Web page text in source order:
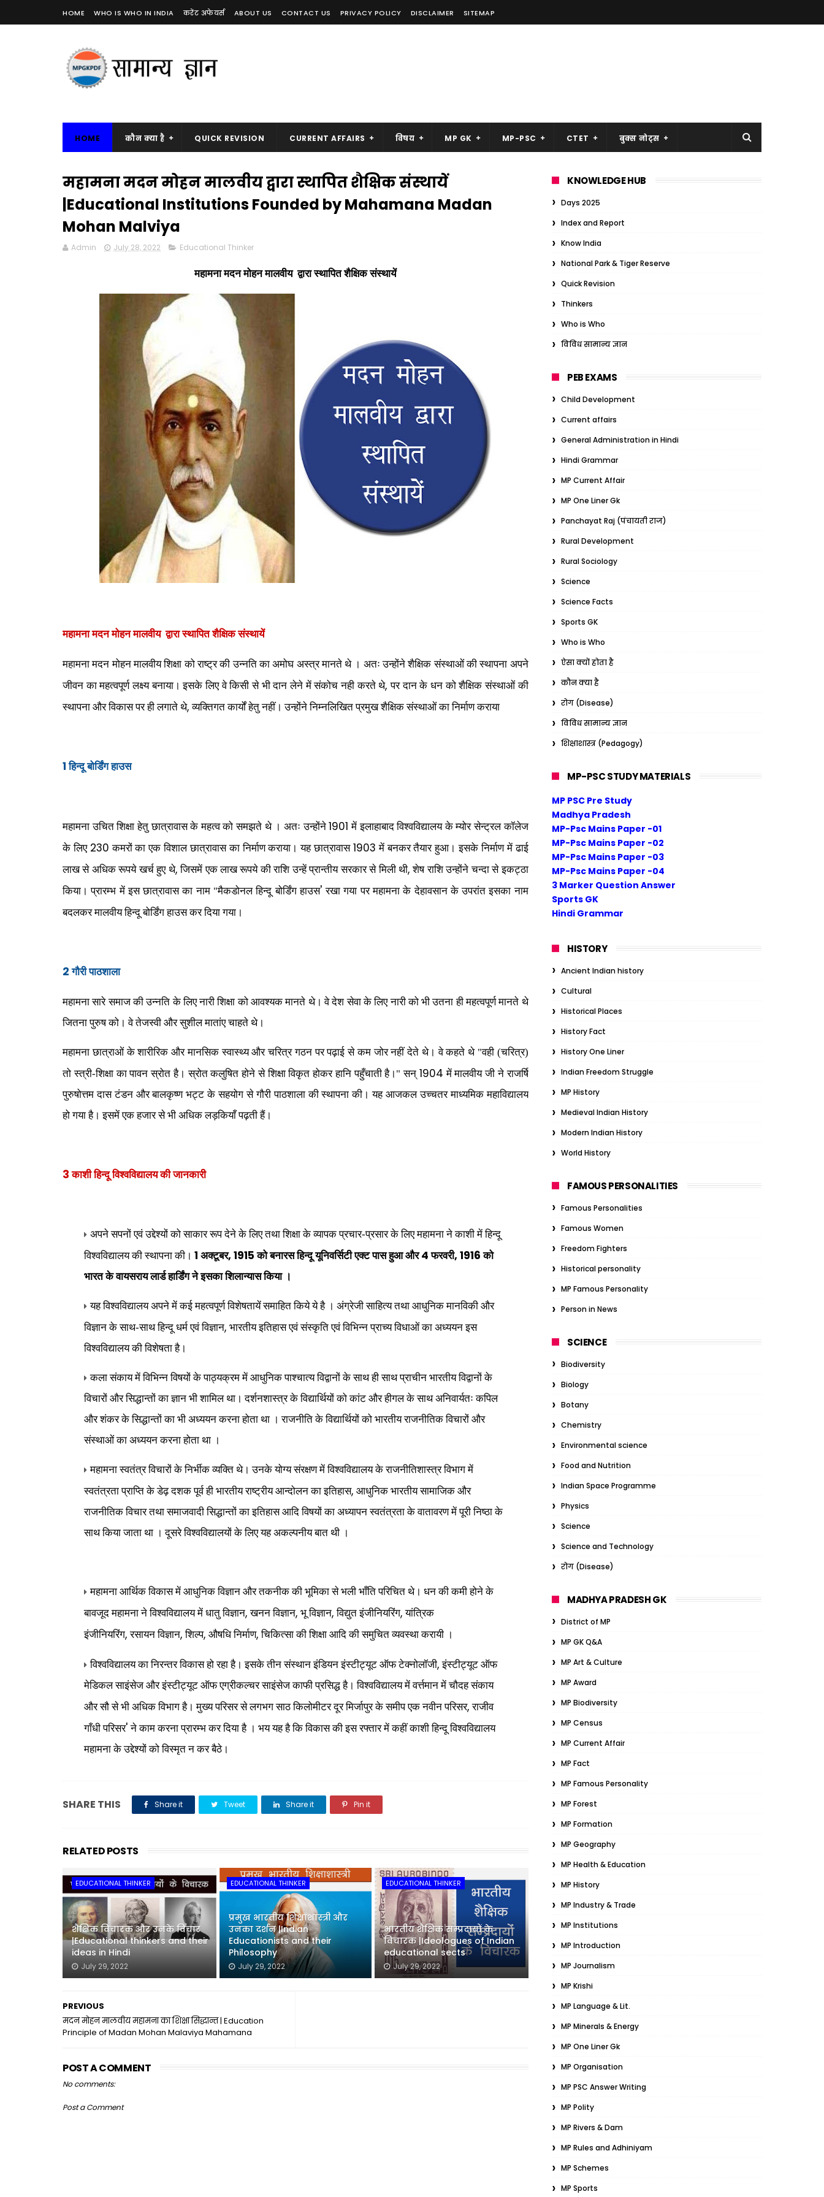
HOME WHO IS WHO IN INDIA करेंट अफेयर्स ABOUT US CONTACT US PRIVACY POLICY DISCLAIMER SITEMAP
HOME कौन क्या है QUICK REVISION CURRENT AFFAIRS विषय MP GK MP-PSC CTET बुक्स नोट्स
महामना मदन मोहन मालवीय द्वारा स्थापित शैक्षिक संस्थायें
|Educational Institutions Founded by Mahamana Madan
Mohan Malviya
Admin July 28, 2022 Educational Thinker
महामना मदन मोहन मालवीय द्वारा स्थापित शैक्षिक संस्थायें
महामना मदन मोहन मालवीय द्वारा स्थापित शैक्षिक संस्थायें
महामना मदन मोहन मालवीय शिक्षा को राष्ट्र की उन्नति का अमोघ अस्त्र मानते थे । अतः उन्होंने शैक्षिक संस्थाओं की स्थापना अपने
जीवन का महत्वपूर्ण लक्ष्य बनाया। इसके लिए वे किसी से भी दान लेने में संकोच नही करते थे,पर दान के धन को शैक्षिक संस्थाओं की
स्थापना और विकास पर ही लगाते थे,व्यक्तिगत कार्यों हेतु नहीं। उन्होंने निम्नलिखित प्रमुख शैक्षिक संस्थाओं का निर्माण कराया
1 हिन्दू बोर्डिंग हाउस
महामना उचित शिक्षा हेतु छात्रावास के महत्व को समझते थे । अतः उन्होंने1901 में इलाहाबाद विश्वविद्यालय के म्योर सेन्ट्रल कॉलेज
के लिए 230 कमरों का एक विशाल छात्रावास का निर्माण कराया। यह छात्रावास 1903 में बनकर तैयार हुआ। इसके निर्माण में ढाई
लाख से अधिक रूपये खर्च हुए थे,जिसमें एक लाख रूपये की राशि उन्हें प्रान्तीय सरकार से मिली थी,शेष राशि उन्होंने चन्दा से इकट्ठा
किया। प्रारम्भ में इस छात्रावास का नाम "मैकडोनल हिन्दू बोर्डिंग हाउस'रखा गया पर महामना के देहावसान के उपरांत इसका नाम
बदलकर मालवीय हिन्दू बोर्डिंग हाउस कर दिया गया।
2 गौरी पाठशाला
महामना सारे समाज की उन्नति के लिए नारी शिक्षा को आवश्यक मानते थे। वे देश सेवा के लिए नारी को भी उतना ही महत्वपूर्ण मानते थे
जितना पुरुष को। वे तेजस्वी और सुशील मातांए चाहते थे।
महामना छात्राओं के शारीरिक और मानसिक स्वास्थ्य और चरित्र गठन पर पढ़ाई से कम जोर नहीं देते थे। वे कहते थे "वही (चरित्र)
तो स्त्री-शिक्षा का पावन स्रोत है। स्रोत कलुषित होने से शिक्षा विकृत होकर हानि पहुँचाती है।" सन् 1904 में मालवीय जी ने राजर्षि
पुरुषोत्तम दास टंडन और बालकृष्ण भट्ट के सहयोग से गौरी पाठशाला की स्थापना की। यह आजकल उच्चतर माध्यमिक महाविद्यालय
हो गया है। इसमें एक हजार सेभी अधिक लड़कियाँ पढ़ती हैं।
3 काशी हिन्दू विश्वविद्यालय की जानकारी
अपने सपनों एवं उद्देश्यों को साकार रूप देने के लिए तथा शिक्षा के व्यापक प्रचार-प्रसार के लिए महामना ने काशी में हिन्दू
विश्वविद्यालय की स्थापना की। 1 अक्टूबर, 1915 को बनारस हिन्दू यूनिवर्सिटी एक्ट पास हुआ और4 फरवरी, 1916 को
भारत के वायसराय लार्ड हार्डिंग ने इसका शिलान्यास किया ।
यह विश्वविद्यालय अपने में कई महत्वपूर्ण विशेषतायें समाहित किये ये है । अंग्रेजी साहित्य तथा आधुनिक मानविकी और
विज्ञान के साथ-साथ हिन्दू धर्म एवं विज्ञान, भारतीय इतिहास एवं संस्कृति एवं विभिन्न प्राच्य विधाओं का अध्ययन इस
विश्वविद्यालय की विशेषता है।
कला संकाय में विभिन्न विषयों के पाठ्यक्रम में आधुनिक पाश्चात्य विद्वानों के साथ ही साथ प्राचीन भारतीय विद्वानों के
विचारों और सिद्धान्तों का ज्ञान भी शामिल था। दर्शनशास्त्र के विद्यार्थियों को कांट और हीगल के साथ अनिवार्यतः कपिल
और शंकर के सिद्धान्तों का भी अध्ययन करना होता था । राजनीति के विद्यार्थियों को भारतीय राजनीतिक विचारों और
संस्थाओं का अध्ययन करना होता था ।
महामना स्वतंत्र विचारों के निर्भीक व्यक्ति थे। उनके योग्य संरक्षण में विश्वविद्यालय के राजनीतिशास्त्र विभाग में
स्वतंत्रता प्राप्ति के डेढ़ दशक पूर्व ही भारतीय राष्ट्रीय आन्दोलन का इतिहास, आधुनिक भारतीय सामाजिक और
राजनीतिक विचार तथा समाजवादी सिद्धान्तों का इतिहास आदि विषयों का अध्यापन स्वतंत्रता के वातावरण में पूरी निष्ठा के
साथ किया जाता था । दूसरे विश्वविद्यालयों के लिए यह अकल्पनीय बात थी ।
महामना आर्थिक विकास में आधुनिक विज्ञान और तकनीक की भूमिकासे भली भाँति परिचित थे। धन की कमी होने के
बावजूद महामना ने विश्वविद्यालय में धातु विज्ञान,खनन विज्ञान, भू विज्ञान,विद्युत इंजीनियरिंग,यांत्रिक
इंजीनियरिंग,रसायन विज्ञान,शिल्प, औषधि निर्माण,चिकित्सा की शिक्षा आदि की समुचित व्यवस्था करायी ।
विश्वविद्यालय का निरन्तर विकास हो रहा है। इसके तीन संस्थान इंडियन इंस्टीट्यूट ऑफ टेक्नोलॉजी,इंस्टीट्यूट ऑफ
मेडिकल साइंसेज औरइंस्टीट्यूट ऑफ एग्रीकल्चर साइंसेज काफी प्रसिद्ध है। विश्वविद्यालय में वर्त्तमान में चौदह संकाय
और सौ से भी अधिक विभाग है। मुख्य परिसर से लगभग साठ किलोमीटर दूर मिर्जापुर के समीप एक नवीन परिसर,राजीव
गाँधी परिसर'ने काम करना प्रारम्भ कर दिया है । भय यह है कि विकास की इस रफ्तार में कहीं काशी हिन्दू विश्वविद्यालय
महामना के उद्देश्यों को विस्मृतन कर बैठे।
SHARE THIS Share it Tweet Share it Pin it
RELATED POSTS
EDUCATIONAL THINKER
शैक्षिक विचारक और उनके विचार
|Educational thinkers and their
ideas in Hindi
July 29, 2022
EDUCATIONAL THINKER
प्रमुख भारतीय शिक्षाशास्त्री और
उनका दर्शन |Indian
Educationists and their
Philosophy
July 29, 2022
EDUCATIONAL THINKER
भारतीय शैक्षिक सम्प्रदायों के
विचारक |Ideologues of Indian
educational sects
July 29, 2022
PREVIOUS
मदन मोहन मालवीय महामना का शिक्षा सिद्धान्त | Education
Principle of Madan Mohan Malaviya Mahamana
POST A COMMENT
No comments:
Post a Comment
KNOWLEDGE HUB
Days 2025
Index and Report
Know India
National Park & Tiger Reserve
Quick Revision
Thinkers
Who is Who
विविध सामान्य ज्ञान
PEB EXAMS
Child Development
Current affairs
General Administration in Hindi
Hindi Grammar
MP Current Affair
MP One Liner Gk
Panchayat Raj (पंचायती राज)
Rural Development
Rural Sociology
Science
Science Facts
Sports GK
Who is Who
ऐसा क्यों होता है
कौन क्या है
रोग (Disease)
विविध सामान्य ज्ञान
शिक्षाशास्त्र (Pedagogy)
MP-PSC STUDY MATERIALS
MP PSC Pre Study
Madhya Pradesh
MP-Psc Mains Paper -01
MP-Psc Mains Paper -02
MP-Psc Mains Paper -03
MP-Psc Mains Paper -04
3 Marker Question Answer
Sports GK
Hindi Grammar
HISTORY
Ancient Indian history
Cultural
Historical Places
History Fact
History One Liner
Indian Freedom Struggle
MP History
Medieval Indian History
Modern Indian History
World History
FAMOUS PERSONALITIES
Famous Personalities
Famous Women
Freedom Fighters
Historical personality
MP Famous Personality
Person in News
SCIENCE
Biodiversity
Biology
Botany
Chemistry
Environmental science
Food and Nutrition
Indian Space Programme
Physics
Science
Science and Technology
रोग (Disease)
MADHYA PRADESH GK
District of MP
MP GK Q&A
MP Art & Culture
MP Award
MP Biodiversity
MP Census
MP Current Affair
MP Fact
MP Famous Personality
MP Forest
MP Formation
MP Geography
MP Health & Education
MP History
MP Industry & Trade
MP Institutions
MP Introduction
MP Journalism
MP Krishi
MP Language & Lit.
MP Minerals & Energy
MP One Liner Gk
MP Organisation
MP PSC Answer Writing
MP Polity
MP Rivers & Dam
MP Rules and Adhiniyam
MP Schemes
MP Sports